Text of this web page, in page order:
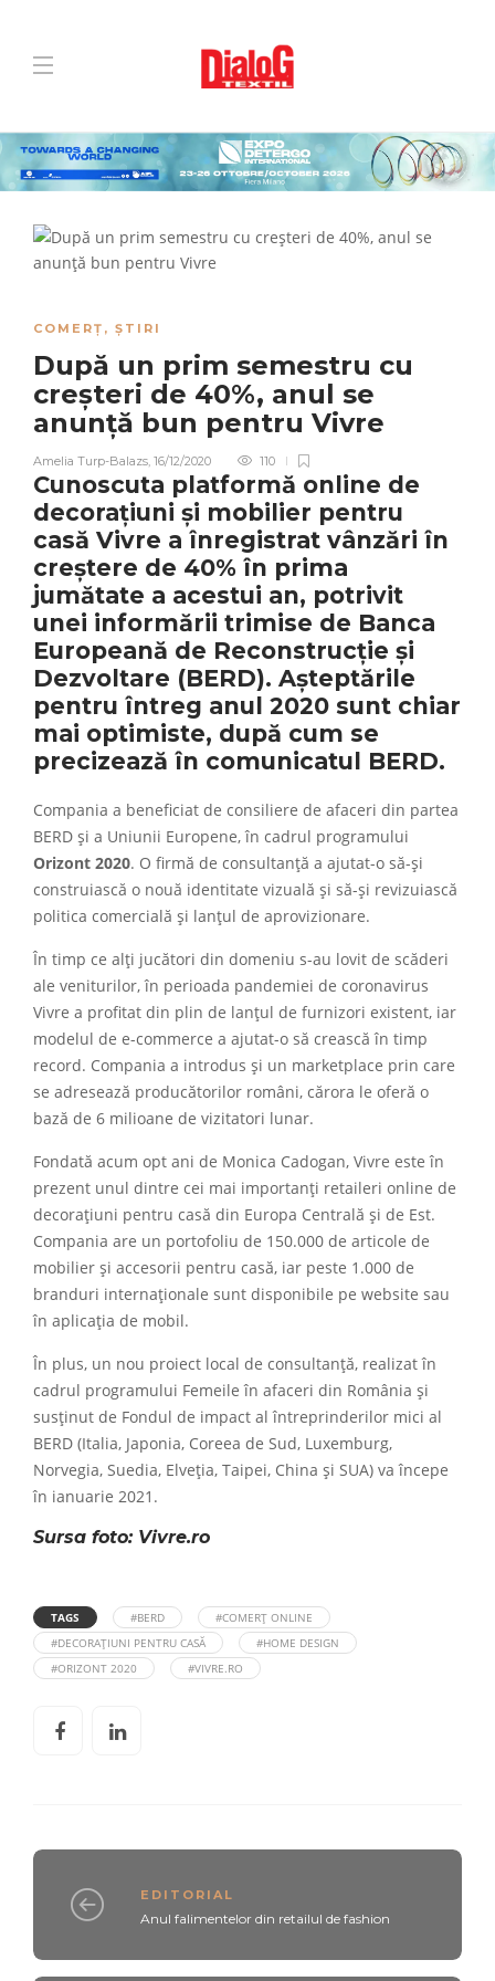
COMERȚ , ȘTIRI
După un prim semestru cu
creșteri de 40%, anul se
anunță bun pentru Vivre
Amelia Turp-Balazs, 16/12/2020 110
Cunoscuta platformă online de
decorațiuni și mobilier pentru
casă Vivre a înregistrat vânzări în
creștere de 40% în prima
jumătate a acestui an, potrivit
unei informării trimise de Banca
Europeană de Reconstrucție și
Dezvoltare (BERD). Așteptările
pentru întreg anul 2020 sunt chiar
mai optimiste, după cum se
precizează în comunicatul BERD.
Compania a beneficiat de consiliere de afaceri din partea
BERD și a Uniunii Europene, în cadrul programului
Orizont 2020. O firmă de consultanță a ajutat-o să-și
construiască o nouă identitate vizuală și să-și revizuiască
politica comercială și lanțul de aprovizionare.
În timp ce alți jucători din domeniu s-au lovit de scăderi
ale veniturilor, în perioada pandemiei de coronavirus
Vivre a profitat din plin de lanțul de furnizori existent, iar
modelul de e-commerce a ajutat-o să crească în timp
record. Compania a introdus și un marketplace prin care
se adresează producătorilor români, cărora le oferă o
bază de 6 milioane de vizitatori lunar.
Fondată acum opt ani de Monica Cadogan, Vivre este în
prezent unul dintre cei mai importanți retaileri online de
decorațiuni pentru casă din Europa Centrală și de Est.
Compania are un portofoliu de 150.000 de articole de
mobilier și accesorii pentru casă, iar peste 1.000 de
branduri internaționale sunt disponibile pe website sau
în aplicația de mobil.
În plus, un nou proiect local de consultanță, realizat în
cadrul programului Femeile în afaceri din România și
susținut de Fondul de impact al întreprinderilor mici al
BERD (Italia, Japonia, Coreea de Sud, Luxemburg,
Norvegia, Suedia, Elveția, Taipei, China și SUA) va începe
în ianuarie 2021.
Sursa foto: Vivre.ro
TAGS #BERD
#COMERȚ ONLINE
#DECORAȚIUNI PENTRU CASĂ
#HOME DESIGN
#ORIZONT 2020
#VIVRE.RO
EDITORIAL
Anul falimentelor din retailul de fashion